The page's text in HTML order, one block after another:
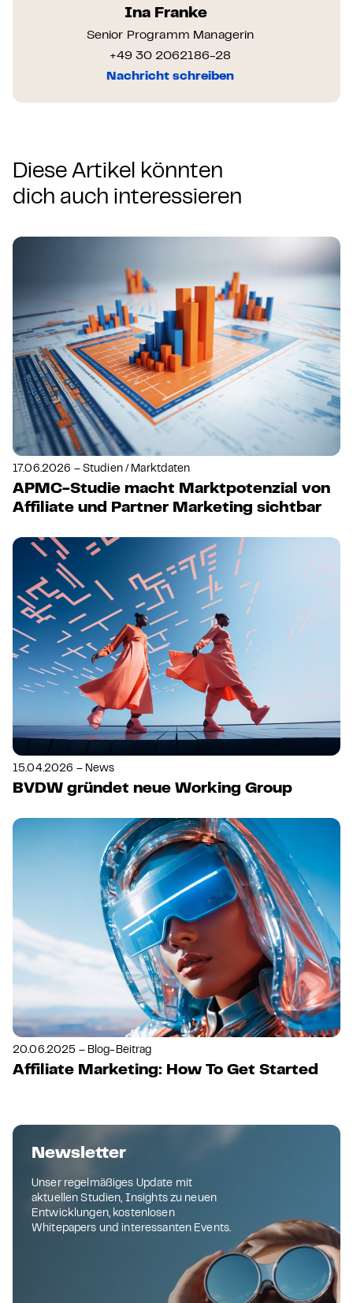
Ina Franke
Senior Programm Managerin
+49 30 2062186-28
Nachricht schreiben
Diese Artikel könnten
dich auch interessieren
17.06.2026 – Studien / Marktdaten
APMC-Studie macht Marktpotenzial von
Affiliate und Partner Marketing sichtbar
15.04.2026 – News
BVDW gründet neue Working Group
20.06.2025 – Blog-Beitrag
Affiliate Marketing: How To Get Started
Newsletter
Unser regelmäßiges Update mit
aktuellen Studien, Insights zu neuen
Entwicklungen, kostenlosen
Whitepapers und interessanten Events.